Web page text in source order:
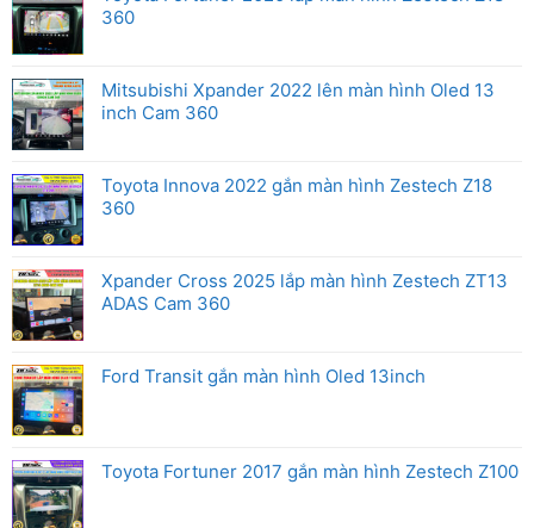
360
Mitsubishi Xpander 2022 lên màn hình Oled 13
inch Cam 360
Toyota Innova 2022 gắn màn hình Zestech Z18
360
Xpander Cross 2025 lắp màn hình Zestech ZT13
ADAS Cam 360
Ford Transit gắn màn hình Oled 13inch
Toyota Fortuner 2017 gắn màn hình Zestech Z100